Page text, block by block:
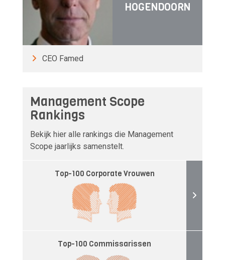
HOGENDOORN
CEO Famed
Management Scope
Rankings
Bekijk hier alle rankings die Management
Scope jaarlijks samenstelt.
Top-100 Corporate Vrouwen
Top-100 Commissarissen